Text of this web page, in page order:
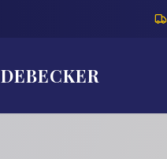
DEBECKER